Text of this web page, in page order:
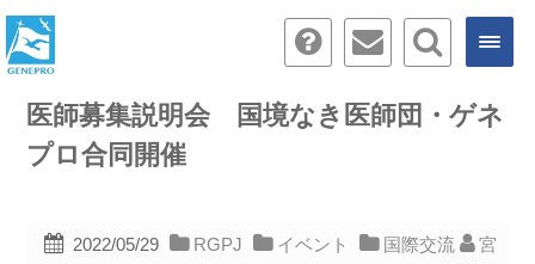
医師募集説明会 国境なき医師団・ゲネ
プロ合同開催
2022/05/29 RGPJ イベント 国際交流
宮